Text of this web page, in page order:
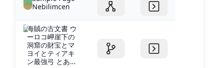
Nebilimcen
海賊の古文書 ウ
ーロコ岬崖下の
洞窟の財宝とマ
ヨイとティアキ
ン最強弓 とあ...